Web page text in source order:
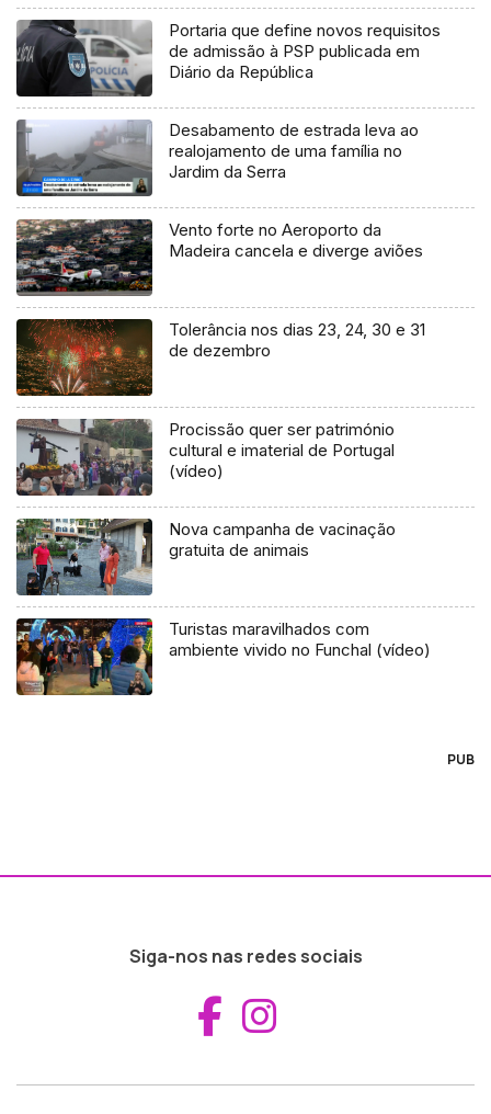
Portaria que define novos requisitos
de admissão à PSP publicada em
Diário da República
Desabamento de estrada leva ao
realojamento de uma família no
Jardim da Serra
Vento forte no Aeroporto da
Madeira cancela e diverge aviões
Tolerância nos dias 23, 24, 30 e 31
de dezembro
Procissão quer ser património
cultural e imaterial de Portugal
(vídeo)
Nova campanha de vacinação
gratuita de animais
Turistas maravilhados com
ambiente vivido no Funchal (vídeo)
PUB
Siga-nos nas redes sociais
Aceder ao